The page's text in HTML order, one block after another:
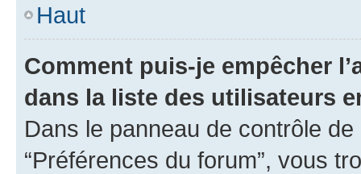
Haut
Comment puis-je empêcher
dans la liste des utilisateurs
Dans le panneau de contrôle
“Préférences du forum”, vous